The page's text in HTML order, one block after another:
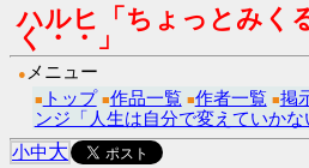
ハルヒ「ちょっとみく
く・・」
● メニュー
■ トップ ■作品一覧 ■作者一覧 ■掲
ンジ「人生は自分で変えていか
小中大